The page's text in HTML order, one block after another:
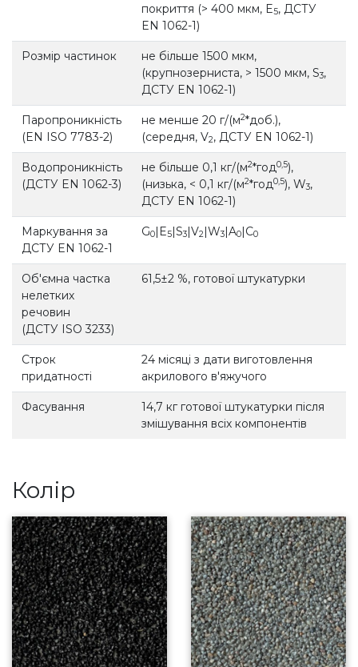
покриття (> 400 мкм, E5, ДСТУ
EN 1062-1)
Розмір частинок
не більше 1500 мкм,
(крупнозерниста, > 1500 мкм, S3,
ДСТУ EN 1062-1)
Паропроникність
(EN ISO 7783-2)
не менше 20 г/(м2*доб.),
(середня, V2, ДСТУ EN 1062-1)
Водопроникність
(ДСТУ EN 1062-3)
не більше 0,1 кг/(м2*год0,5),
(низька, < 0,1 кг/(м2*год0,5), W3,
ДСТУ EN 1062-1)
Маркування за
ДСТУ EN 1062-1
G0|E5|S3|V2|W3|A0|C0
Об'ємна частка
нелетких
речовин
(ДСТУ ISO 3233)
61,5±2 %, готової штукатурки
Строк
придатності
24 місяці з дати виготовлення
акрилового в'яжучого
Фасування
14,7 кг готової штукатурки після
змішування всіх компонентів
Колір